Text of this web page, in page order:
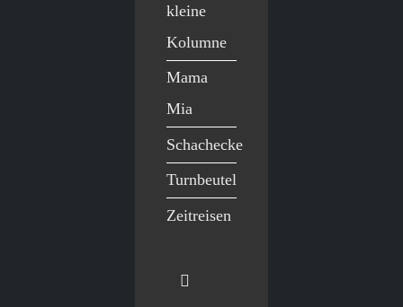
kleine
Kolumne
Mama
Mia
Schachecke
Turnbeutel
Zeitreisen